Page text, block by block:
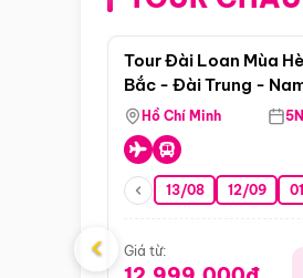
Tour Đài Loan Mùa
Bắc - Đài Trung -
Hùng
Hồ Chí Minh
13/08 12/09
Giá từ:
‹